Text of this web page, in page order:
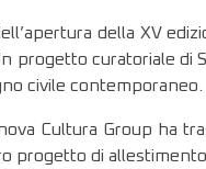
della XV
progetto curatoriale di
civile contemporaneo.
Cultura Group ha
progetto di